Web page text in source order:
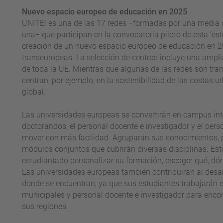
Nuevo espacio europeo de educación en 2025
UNITE! es una de las 17 redes −formadas por una
una− que participan en la convocatoria piloto de esta
creación de un nuevo espacio europeo de educación en
transeuropeas. La selección de centros incluye una
de toda la UE. Mientras que algunas de las redes son
centran, por ejemplo, en la sostenibilidad de las costas
global.
Las universidades europeas se convertirán en campus
doctorandos, el personal docente e investigador y el
mover con más facilidad. Agruparán sus
módulos conjuntos que cubrirán diversas disciplinas.
estudiantado personalizar su formación, escoger qué,
Las universidades europeas también contribuirán al
donde se encuentran, ya que sus estudiantes trabajarán
municipales y personal docente e investigador para
sus regiones.